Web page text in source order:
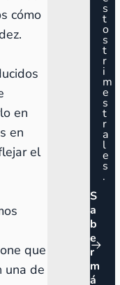
cómo
en
en
el
que
una de
s
t
o
s
t
r
i
m
e
s
t
r
a
l
e
s
.
S
a
b
e
r
m
á